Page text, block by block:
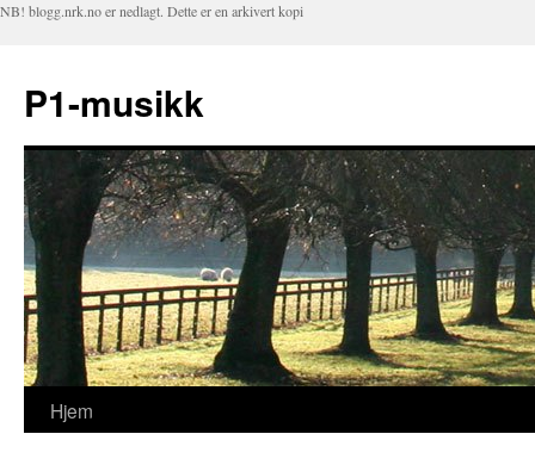
NB! blogg.nrk.no er nedlagt. Dette er en arkivert kopi
P1-musikk
Hopp
Hjem